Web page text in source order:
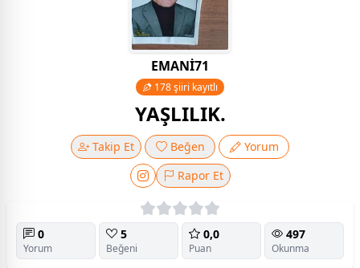
EMANİ71
178 şiiri kayıtlı
YAŞLILIK.
Takip Et Beğen
Yorum
Rapor Et
0
Yorum
5
Beğeni
0,0
Puan
497
Okunma